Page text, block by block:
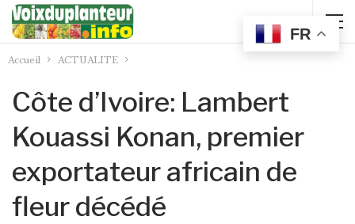
Accueil ACTUALITE
Côte d’Ivoire: Lambert
Kouassi Konan, premier
exportateur africain de
fleur décédé
FR